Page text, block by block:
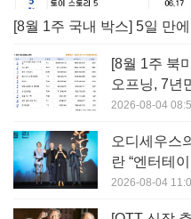
[8월 1주 북
오프닝, 7년
2026-08-04
오디세우스
란 “엔터테
2026-08-04